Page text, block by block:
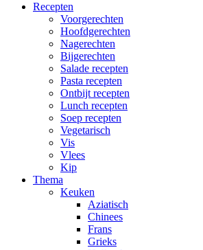
Recepten
Voorgerechten
Hoofdgerechten
Nagerechten
Bijgerechten
Salade recepten
Pasta recepten
Ontbijt recepten
Lunch recepten
Soep recepten
Vegetarisch
Vis
Vlees
Kip
Thema
Keuken
Aziatisch
Chinees
Frans
Grieks